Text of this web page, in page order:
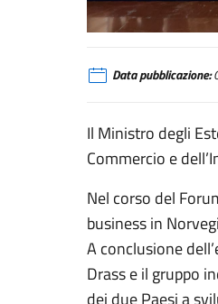
Tajani apre il Business
Data pubblicazione:
Il Ministro degli
Commercio e
Nel corso del
business in
A conclusione
Drass e il gruppo
dei due Paesi a